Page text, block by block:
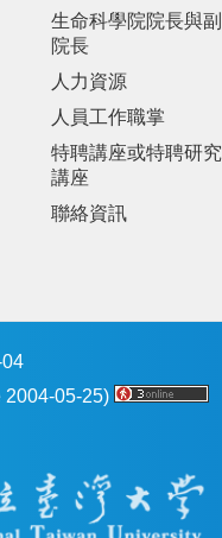
生命科學院院長與副
院長
人力資源
人員工作職掌
特聘講座或特聘研究
講座
聯絡資訊
2004-05-25)